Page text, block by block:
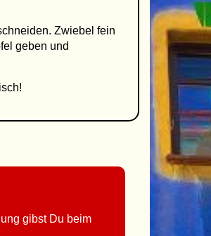
Zwiebel fein
geben und
gibst Du beim